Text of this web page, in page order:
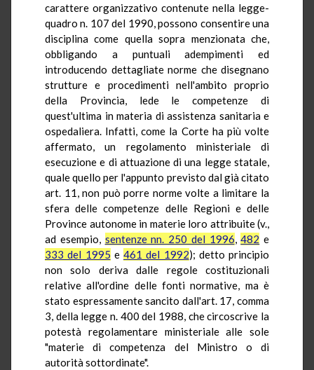
carattere organizzativo contenute nella legge-
quadro n. 107 del 1990, possono consentire una
disciplina come quella sopra menzionata che,
obbligando a puntuali adempimenti ed
introducendo dettagliate norme che disegnano
strutture e procedimenti nell'ambito proprio
della Provincia, lede le competenze di
quest'ultima in materia di assistenza sanitaria e
ospedaliera. Infatti, come la Corte ha più volte
affermato, un regolamento ministeriale di
esecuzione e di attuazione di una legge statale,
quale quello per l'appunto previsto dal già citato
art. 11, non può porre norme volte a limitare la
sfera delle competenze delle Regioni e delle
Province autonome in materie loro attribuite (v.,
ad esempio, sentenze nn. 250 del 1996,482 e
333 del 1995 e 461 del 1992); detto principio
non solo deriva dalle regole costituzionali
relative all'ordine delle fonti normative, ma è
stato espressamente sancito dall'art. 17, comma
3, della legge n. 400 del 1988, che circoscrive la
potestà regolamentare ministeriale alle sole
"materie di competenza del Ministro o di
autorità sottordinate".